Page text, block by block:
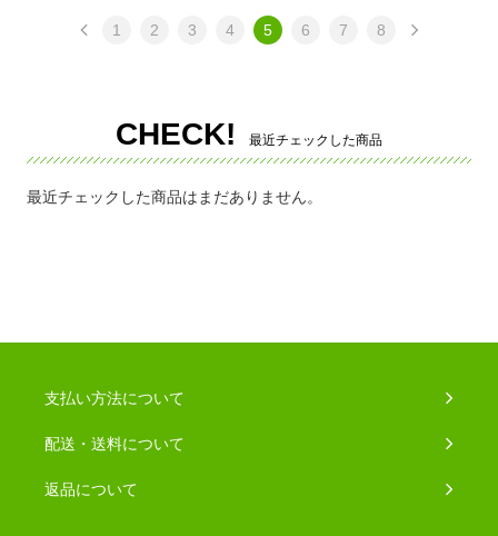
1 2 3 4 5 6 7 8
CHECK! 最近チェックした商品
最近チェックした商品はまだありません。
支払い方法について
配送・送料について
返品について